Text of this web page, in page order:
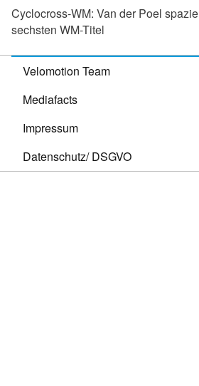
Cyclocross-WM: Van der Poel
sechsten WM-Titel
Velomotion Team
Mediafacts
Impressum
Datenschutz/ DSGVO